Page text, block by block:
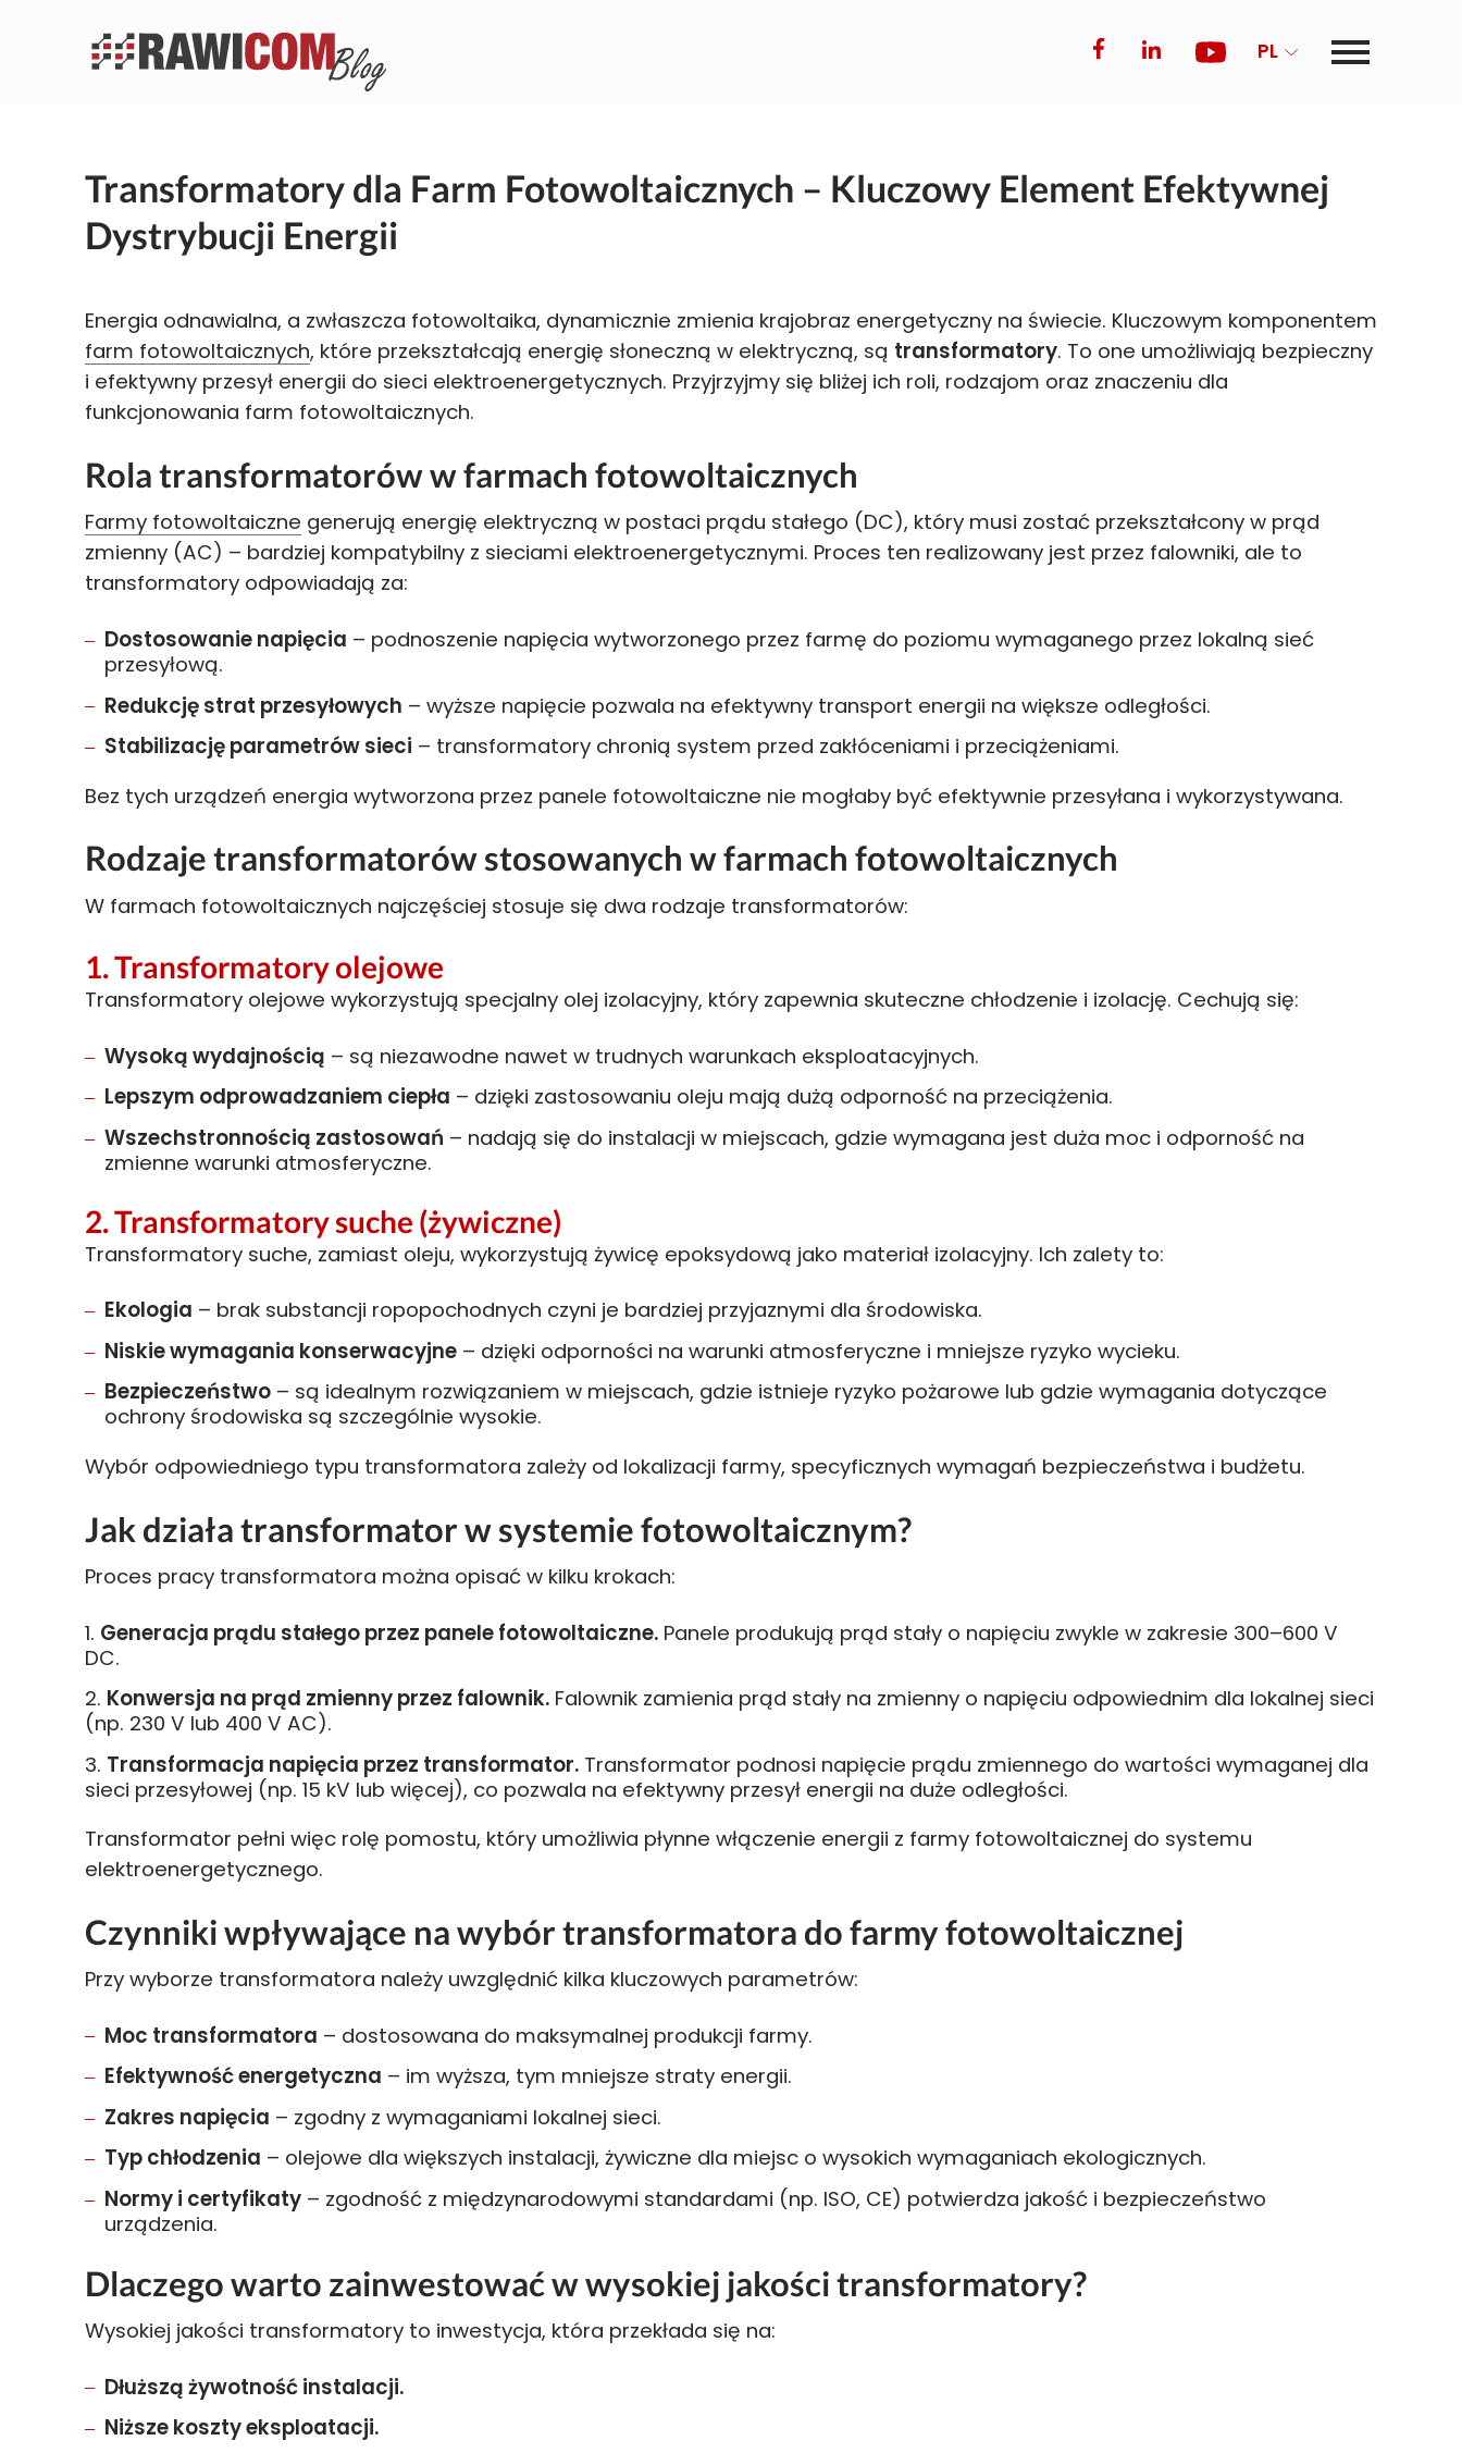
PL
Transformatory dla Farm Fotowoltaicznych – Kluczowy Element Efektywnej
Dystrybucji Energii
Energia odnawialna, a zwłaszcza fotowoltaika, dynamicznie zmienia krajobraz energetyczny na świecie. Kluczowym komponentem
farm fotowoltaicznych, które przekształcają energię słoneczną w elektryczną, są transformatory. To one umożliwiają bezpieczny
i efektywny przesył energii do sieci elektroenergetycznych. Przyjrzyjmy się bliżej ich roli, rodzajom oraz znaczeniu dla
funkcjonowania farm fotowoltaicznych.
Rola transformatorów w farmach fotowoltaicznych
Farmy fotowoltaiczne generują energię elektryczną w postaci prądu stałego (DC), który musi zostać przekształcony w prąd
zmienny (AC) – bardziej kompatybilny z sieciami elektroenergetycznymi. Proces ten realizowany jest przez falowniki, ale to
transformatory odpowiadają za:
Dostosowanie napięcia – podnoszenie napięcia wytworzonego przez farmę do poziomu wymaganego przez lokalną sieć
przesyłową.
Redukcję strat przesyłowych – wyższe napięcie pozwala na efektywny transport energii na większe odległości.
Stabilizację parametrów sieci – transformatory chronią system przed zakłóceniami i przeciążeniami.
Bez tych urządzeń energia wytworzona przez panele fotowoltaiczne nie mogłaby być efektywnie przesyłana i wykorzystywana.
Rodzaje transformatorów stosowanych w farmach fotowoltaicznych
W farmach fotowoltaicznych najczęściej stosuje się dwa rodzaje transformatorów:
1. Transformatory olejowe
Transformatory olejowe wykorzystują specjalny olej izolacyjny, który zapewnia skuteczne chłodzenie i izolację. Cechują się:
Wysoką wydajnością – są niezawodne nawet w trudnych warunkach eksploatacyjnych.
Lepszym odprowadzaniem ciepła – dzięki zastosowaniu oleju mają dużą odporność na przeciążenia.
Wszechstronnością zastosowań – nadają się do instalacji w miejscach, gdzie wymagana jest duża moc i odporność na
zmienne warunki atmosferyczne.
2. Transformatory suche (żywiczne)
Transformatory suche, zamiast oleju, wykorzystują żywicę epoksydową jako materiał izolacyjny. Ich zalety to:
Ekologia – brak substancji ropopochodnych czyni je bardziej przyjaznymi dla środowiska.
Niskie wymagania konserwacyjne – dzięki odporności na warunki atmosferyczne i mniejsze ryzyko wycieku.
Bezpieczeństwo – są idealnym rozwiązaniem w miejscach, gdzie istnieje ryzyko pożarowe lub gdzie wymagania dotyczące
ochrony środowiska są szczególnie wysokie.
Wybór odpowiedniego typu transformatora zależy od lokalizacji farmy, specyficznych wymagań bezpieczeństwa i budżetu.
Jak działa transformator w systemie fotowoltaicznym?
Proces pracy transformatora można opisać w kilku krokach:
Generacja prądu stałego przez panele fotowoltaiczne. Panele produkują prąd stały o napięciu zwykle w zakresie 300–600 V
DC.
Konwersja na prąd zmienny przez falownik. Falownik zamienia prąd stały na zmienny o napięciu odpowiednim dla lokalnej sieci
(np. 230 V lub 400 V AC).
Transformacja napięcia przez transformator. Transformator podnosi napięcie prądu zmiennego do wartości wymaganej dla
sieci przesyłowej (np. 15 kV lub więcej), co pozwala na efektywny przesył energii na duże odległości.
Transformator pełni więc rolę pomostu, który umożliwia płynne włączenie energii z farmy fotowoltaicznej do systemu
elektroenergetycznego.
Czynniki wpływające na wybór transformatora do farmy fotowoltaicznej
Przy wyborze transformatora należy uwzględnić kilka kluczowych parametrów:
Moc transformatora – dostosowana do maksymalnej produkcji farmy.
Efektywność energetyczna – im wyższa, tym mniejsze straty energii.
Zakres napięcia – zgodny z wymaganiami lokalnej sieci.
Typ chłodzenia – olejowe dla większych instalacji, żywiczne dla miejsc o wysokich wymaganiach ekologicznych.
Normy i certyfikaty – zgodność z międzynarodowymi standardami (np. ISO, CE) potwierdza jakość i bezpieczeństwo
urządzenia.
Dlaczego warto zainwestować w wysokiej jakości transformatory?
Wysokiej jakości transformatory to inwestycja, która przekłada się na:
Dłuższą żywotność instalacji.
Niższe koszty eksploatacji.